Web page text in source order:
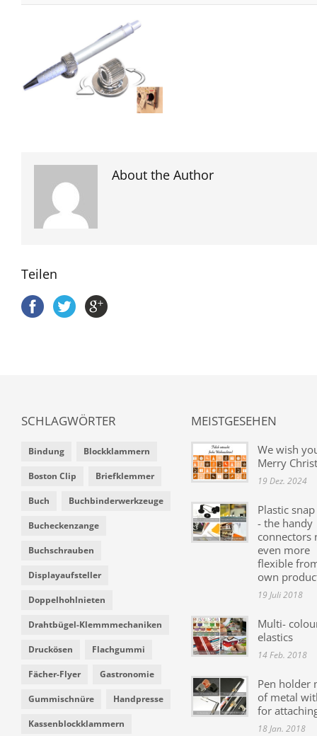
About the Author
Teilen
SCHLAGWÖRTER
Bindung Blockklammern
Boston Clip Briefklemmer
Buch Buchbinderwerkzeuge
Bucheckenzange
Buchschrauben
Displayaufsteller
Doppelhohlnieten
Drahtbügel-Klemmmechaniken
Druckösen Flachgummi
Fächer-Flyer Gastronomie
Gummischnüre Handpresse
Kassenblockklammern
MEISTGESEHEN
We wish
Merry
19 Dez. 2024
Plastic
- the handy
connectors
even more
flexible
own
19 Juli 2018
Multi-
elastics
14 Feb. 2018
Pen holder
of metal
for
18 Jan. 2018